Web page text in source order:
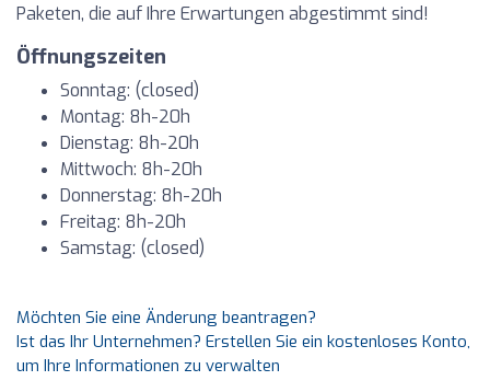
Paketen, die auf Ihre Erwartungen abgestimmt sind!
Öffnungszeiten
Sonntag: (closed)
Montag: 8h-20h
Dienstag: 8h-20h
Mittwoch: 8h-20h
Donnerstag: 8h-20h
Freitag: 8h-20h
Samstag: (closed)
Möchten Sie eine Änderung beantragen?
Ist das Ihr Unternehmen? Erstellen Sie ein kostenloses Konto,
um Ihre Informationen zu verwalten